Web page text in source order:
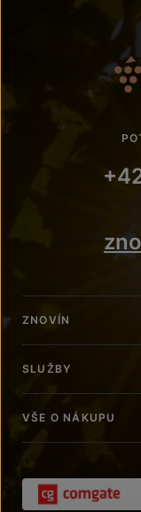
ZNOVÍN
SLUŽBY
VŠE O NÁKUPU